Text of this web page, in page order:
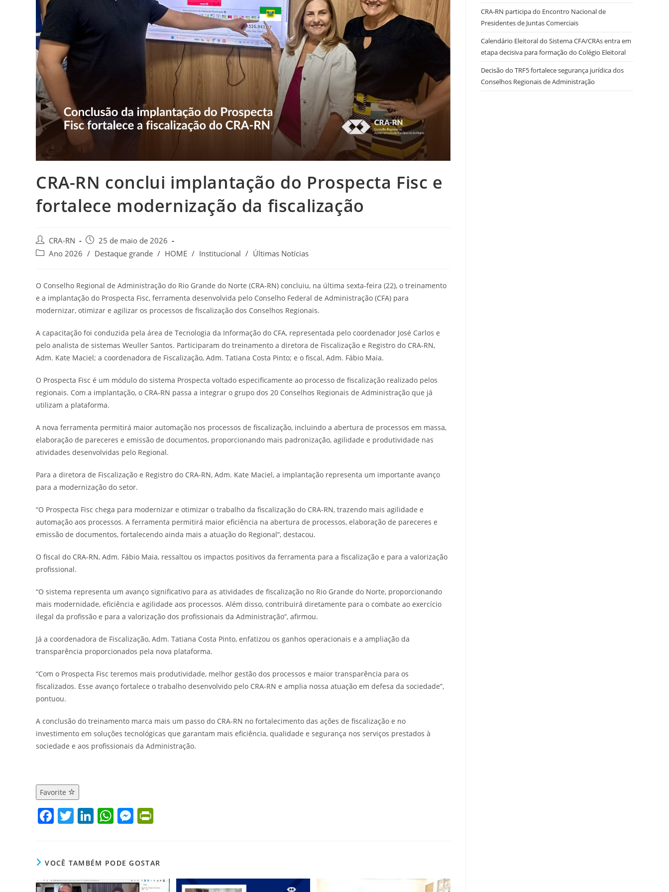
CRA-RN conclui implantação do Prospecta Fisc e
fortalece modernização da fiscalização
Autor
do
CRA-RN
Post
publicado:
25 de maio de 2026
Categoria
Ano 2026 / Destaque grande / HOME / Institucional / Últimas Notícias
O Conselho Regional de Administração do Rio Grande do Norte (CRA-RN) concluiu, na última sexta-feira (22), o treinamento
e a implantação do Prospecta Fisc, ferramenta desenvolvida pelo Conselho Federal de Administração (CFA) para
modernizar, otimizar e agilizar os processos de fiscalização dos Conselhos Regionais.
A capacitação foi conduzida pela área de Tecnologia da Informação do CFA, representada pelo coordenador José Carlos e
pelo analista de sistemas Weuller Santos. Participaram do treinamento a diretora de Fiscalização e Registro do CRA-RN,
Adm. Kate Maciel; a coordenadora de Fiscalização, Adm. Tatiana Costa Pinto; e o fiscal, Adm. Fábio Maia.
O Prospecta Fisc é um módulo do sistema Prospecta voltado especificamente ao processo de fiscalização realizado pelos
regionais. Com a implantação, o CRA-RN passa a integrar o grupo dos 20 Conselhos Regionais de Administração que já
utilizam a plataforma.
A nova ferramenta permitirá maior automação nos processos de fiscalização, incluindo a abertura de processos em massa,
elaboração de pareceres e emissão de documentos, proporcionando mais padronização, agilidade e produtividade nas
atividades desenvolvidas pelo Regional.
Para a diretora de Fiscalização e Registro do CRA-RN, Adm. Kate Maciel, a implantação representa um importante avanço
para a modernização do setor.
“O Prospecta Fisc chega para modernizar e otimizar o trabalho da fiscalização do CRA-RN, trazendo mais agilidade e
automação aos processos. A ferramenta permitirá maior eficiência na abertura de processos, elaboração de pareceres e
emissão de documentos, fortalecendo ainda mais a atuação do Regional”, destacou.
O fiscal do CRA-RN, Adm. Fábio Maia, ressaltou os impactos positivos da ferramenta para a fiscalização e para a valorização
profissional.
“O sistema representa um avanço significativo para as atividades de fiscalização no Rio Grande do Norte, proporcionando
mais modernidade, eficiência e agilidade aos processos. Além disso, contribuirá diretamente para o combate ao exercício
ilegal da profissão e para a valorização dos profissionais da Administração”, afirmou.
Já a coordenadora de Fiscalização, Adm. Tatiana Costa Pinto, enfatizou os ganhos operacionais e a ampliação da
transparência proporcionados pela nova plataforma.
“Com o Prospecta Fisc teremos mais produtividade, melhor gestão dos processos e maior transparência para os
fiscalizados. Esse avanço fortalece o trabalho desenvolvido pelo CRA-RN e amplia nossa atuação em defesa da sociedade”,
pontuou.
A conclusão do treinamento marca mais um passo do CRA-RN no fortalecimento das ações de fiscalização e no
investimento em soluções tecnológicas que garantam mais eficiência, qualidade e segurança nos serviços prestados à
sociedade e aos profissionais da Administração.
Favorite
F
e
b
T
er
Li
e
dI
W
s
A
M
e
n
ri
e
VOCÊ TAMBÉM PODE GOSTAR
CRA-RN participa do Encontro Nacional de
Presidentes de Juntas Comerciais
Calendário Eleitoral do Sistema CFA/CRAs entra em
etapa decisiva para formação do Colégio Eleitoral
Decisão do TRF5 fortalece segurança jurídica dos
Conselhos Regionais de Administração